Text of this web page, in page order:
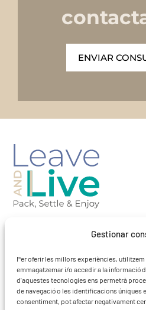
Gestionar
Per oferir les millors experiències,
emmagatzemar i/o accedir a la informació
d'aquestes tecnologies ens permetrà
de navegació o les identificacions úniques
consentiment, pot afectar negativament
ENVIAR